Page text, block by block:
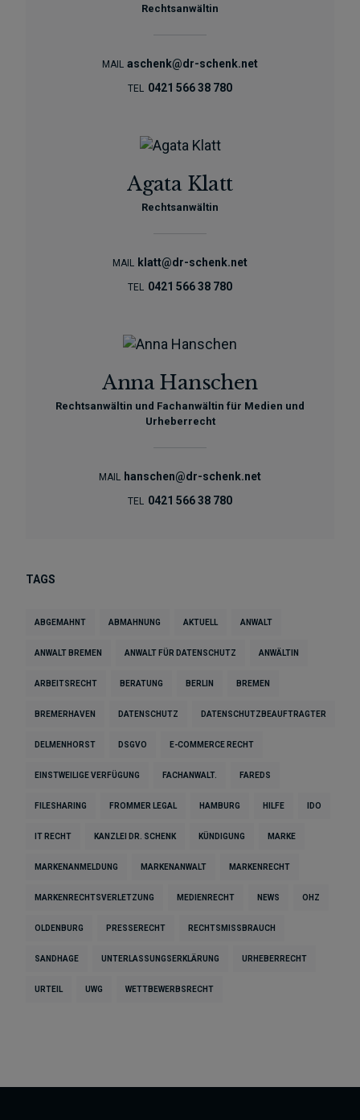
Rechtsanwältin
MAIL aschenk@dr-schenk.net
TEL 0421 566 38 780
Agata Klatt
Rechtsanwältin
MAIL klatt@dr-schenk.net
TEL 0421 566 38 780
Anna Hanschen
Rechtsanwältin und Fachanwältin für Medien und
Urheberrecht
MAIL hanschen@dr-schenk.net
TEL 0421 566 38 780
TAGS
ABGEMAHNT ABMAHNUNG AKTUELL ANWALT
ANWALT BREMEN ANWALT FÜR DATENSCHUTZ ANWÄLTIN
ARBEITSRECHT BERATUNG BERLIN BREMEN
BREMERHAVEN DATENSCHUTZ DATENSCHUTZBEAUFTRAGTER
DELMENHORST DSGVO E-COMMERCE RECHT
EINSTWEILIGE VERFÜGUNG FACHANWALT. FAREDS
FILESHARING FROMMER LEGAL HAMBURG HILFE IDO
IT RECHT KANZLEI DR. SCHENK KÜNDIGUNG MARKE
MARKENANMELDUNG MARKENANWALT MARKENRECHT
MARKENRECHTSVERLETZUNG MEDIENRECHT NEWS OHZ
OLDENBURG PRESSERECHT RECHTSMISSBRAUCH
SANDHAGE UNTERLASSUNGSERKLÄRUNG URHEBERRECHT
URTEIL UWG WETTBEWERBSRECHT